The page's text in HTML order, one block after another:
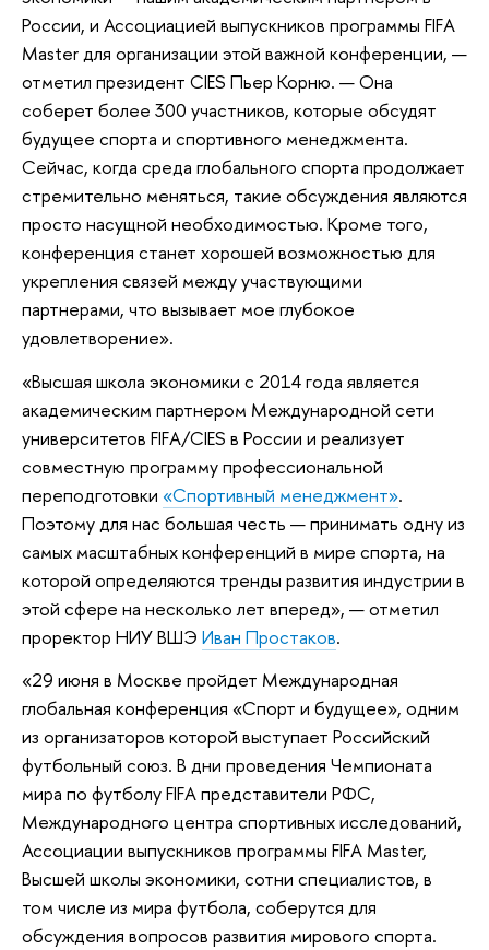
России, и Ассоциацией выпускников программы FIFA
Master для организации этой важной конференции, —
отметил президент CIES Пьер Корню. — Она
соберет более 300 участников, которые обсудят
будущее спорта и спортивного менеджмента.
Сейчас, когда среда глобального спорта продолжает
стремительно меняться, такие обсуждения являются
просто насущной необходимостью. Кроме того,
конференция станет хорошей возможностью для
укрепления связей между участвующими
партнерами, что вызывает мое глубокое
удовлетворение».
«Высшая школа экономики с 2014 года является
академическим партнером Международной сети
университетов FIFA/CIES в России и реализует
совместную программу профессиональной
переподготовки «Спортивный менеджмент».
Поэтому для нас большая честь — принимать одну из
самых масштабных конференций в мире спорта, на
которой определяются тренды развития индустрии в
этой сфере на несколько лет вперед», — отметил
проректор НИУ ВШЭ Иван Простаков.
«29 июня в Москве пройдет Международная
глобальная конференция «Спорт и будущее», одним
из организаторов которой выступает Российский
футбольный союз. В дни проведения Чемпионата
мира по футболу FIFA представители РФС,
Международного центра спортивных исследований,
Ассоциации выпускников программы FIFA Master,
Высшей школы экономики, сотни специалистов, в
том числе из мира футбола, соберутся для
обсуждения вопросов развития мирового спорта.